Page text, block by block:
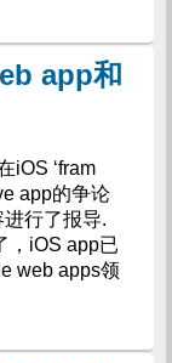
app和
iOS ‘fram
app的争论
行了报导.
，iOS app已
web apps领